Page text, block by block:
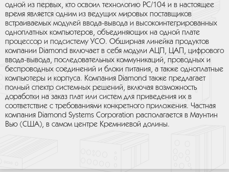
одной из первых, кто освоил технологию PC/104 и в настоящее
время является одним из ведущих мировых поставщиков
встраиваемых модулей ввода-вывода и высокоинтегрированных
одноплатных компьютеров, объединяющих на одной плате
процессор и подсистему УСО. Обширная линейка продуктов
компании Diamond включает в себя модули АЦП, ЦАП, цифрового
ввода-вывода, последовательных коммуникаций, проводных и
беспроводных соединений и блоки питания, а также одноплатные
компьютеры и корпуса. Компания Diamond также предлагает
полный спектр системных решений, включая возможность
доработки на заказ плат или систем для приведения их в
соответствие с требованиями конкретного приложения. Частная
компания Diamond Systems Corporation располагается в Маунтин
Вью (США), в самом центре Кремниевой долины.